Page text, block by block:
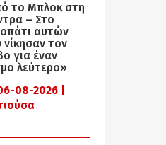
το Μπλοκ στη
– Στο
αυτών
τον
για έναν
λεύτερο»
08-2026 |